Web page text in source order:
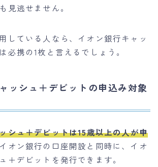
見逃せません。
している人なら、イオン銀行キャッ
必携の1枚と言えるでしょう。
ッシュ＋デビットの申込み対象
シュ＋デビットは15歳以上の人が申
イオン銀行の口座開設と同時に、イオ
＋デビットを発行できます。